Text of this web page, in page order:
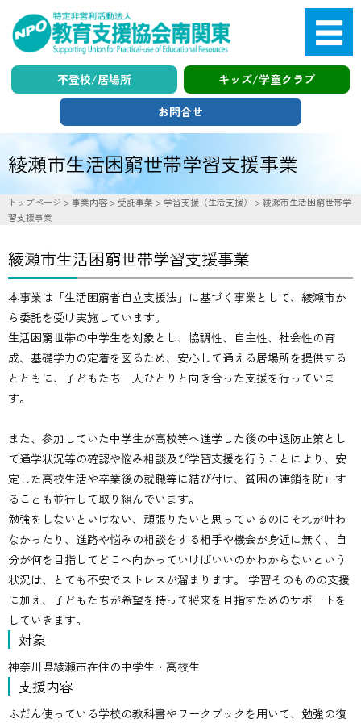
不登校/居場所
キッズ/学童クラブ
お問合せ
放課後児童支援
キッズクラブ・学童支援
不登校・引きこもり支援
ハートフルみなみ
学習支援（生活支援）
横浜市瀬谷区寄り添い型学習支援事業
居場所支援
南区青少年の地域活動拠点事業(横浜青年館 M‐base）
出張体験プログラム
放課後イングリッシュ/Let’s have fun!
放課後マンガ教室初級/中級
おもしろサイエンス
お仕事体験・だがしや楽校
その他のプログラム
子ども・若者支援
ボランティア活動
綾瀬市生活困窮世帯学習支援事業
トップページ >事業内容 > 受託事業 > 学習支援（生活支援） >綾瀬市生活困窮世帯学
習支援事業
綾瀬市生活困窮世帯学習支援事業
本事業は「生活困窮者自立支援法」に基づく事業として、綾瀬市か
ら委託を受け実施しています。
生活困窮世帯の中学生を対象とし、協調性、自主性、社会性の育
成、基礎学力の定着を図るため、安心して通える居場所を提供する
とともに、子どもたち一人ひとりと向き合った支援を行っていま
す。
また、参加していた中学生が高校等へ進学した後の中退防止策とし
て通学状況等の確認や悩み相談及び学習支援を行うことにより、安
定した高校生活や卒業後の就職等に結び付け、貧困の連鎖を防止す
ることも並行して取り組んでいます。
勉強をしないといけない、頑張りたいと思っているのにそれが叶わ
なかったり、進路や悩みの相談をする相手や機会が身近に無く、自
分が何を目指してどこへ向かっていけばいいのかわからないという
状況は、とても不安でストレスが溜まります。 学習そのものの支援
に加え、子どもたちが希望を持って将来を目指すためのサポートを
していきます。
対象
神奈川県綾瀬市在住の中学生・高校生
支援内容
ふだん使っている学校の教科書やワークブックを用いて、勉強の復